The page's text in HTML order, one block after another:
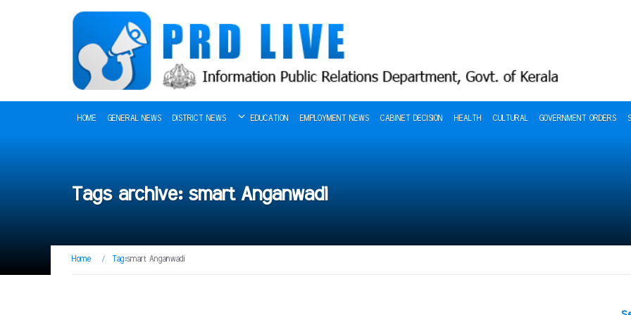
HOME GENERAL NEWS DISTRICT NEWS EDUCATION EMPLOYMENT NEWS CABINET DECISION HEALTH CULTURAL GOVERNMENT ORDERS
Tags archive: smart Anganwadi
Home / Tag:smart Anganwadi